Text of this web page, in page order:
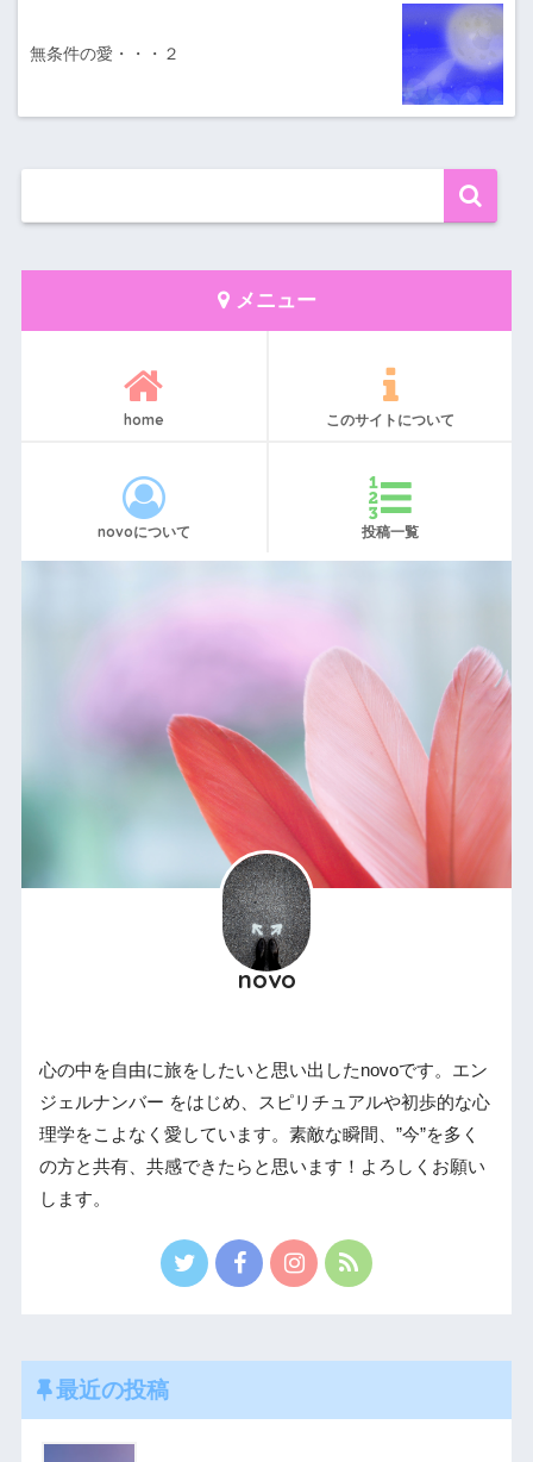
無条件の愛・・・２
メニュー
home このサイトについて
novoについて 投稿一覧
novo
心の中を自由に旅をしたいと思い出したnovoです。エン
ジェルナンバー をはじめ、スピリチュアルや初歩的な心
理学をこよなく愛しています。素敵な瞬間、”今”を多く
の方と共有、共感できたらと思います！よろしくお願い
します。
最近の投稿